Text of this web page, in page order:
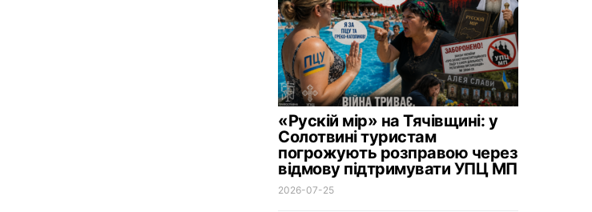
«Рускій мір» на Тячівщині: у
Солотвині туристам
погрожують розправою через
відмову підтримувати УПЦ МП
2026-07-25